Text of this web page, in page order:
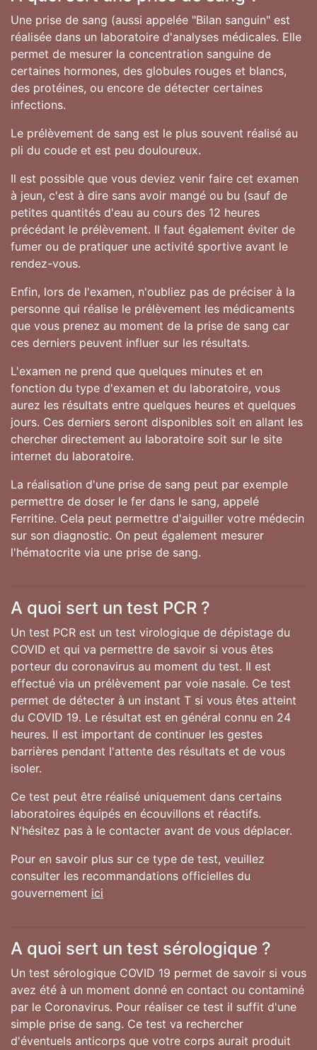
Une prise de sang (aussi appelée "Bilan sanguin" est
réalisée dans un laboratoire d'analyses médicales. Elle
permet de mesurer la concentration sanguine de
certaines hormones, des globules rouges et blancs,
des protéines, ou encore de détecter certaines
infections.
Le prélèvement de sang est le plus souvent réalisé au
pli du coude et est peu douloureux.
Il est possible que vous deviez venir faire cet examen
à jeun, c'est à dire sans avoir mangé ou bu (sauf de
petites quantités d'eau au cours des 12 heures
précédant le prélèvement. Il faut également éviter de
fumer ou de pratiquer une activité sportive avant le
rendez-vous.
Enfin, lors de l'examen, n'oubliez pas de préciser à la
personne qui réalise le prélèvement les médicaments
que vous prenez au moment de la prise de sang car
ces derniers peuvent influer sur les résultats.
L'examen ne prend que quelques minutes et en
fonction du type d'examen et du laboratoire, vous
aurez les résultats entre quelques heures et quelques
jours. Ces derniers seront disponibles soit en allant les
chercher directement au laboratoire soit sur le site
internet du laboratoire.
La réalisation d'une prise de sang peut par exemple
permettre de doser le fer dans le sang, appelé
Ferritine. Cela peut permettre d'aiguiller votre médecin
sur son diagnostic. On peut également mesurer
l'hématocrite via une prise de sang.
A quoi sert un test PCR ?
Un test PCR est un test virologique de dépistage du
COVID et qui va permettre de savoir si vous êtes
porteur du coronavirus au moment du test. Il est
effectué via un prélèvement par voie nasale. Ce test
permet de détecter à un instant T si vous êtes atteint
du COVID 19. Le résultat est en général connu en 24
heures. Il est important de continuer les gestes
barrières pendant l'attente des résultats et de vous
isoler.
Ce test peut être réalisé uniquement dans certains
laboratoires équipés en écouvillons et réactifs.
N'hésitez pas à le contacter avant de vous déplacer.
Pour en savoir plus sur ce type de test, veuillez
consulter les recommandations officielles du
gouvernement ici
A quoi sert un test sérologique ?
Un test sérologique COVID 19 permet de savoir si vous
avez été à un moment donné en contact ou contaminé
par le Coronavirus. Pour réaliser ce test il suffit d'une
simple prise de sang. Ce test va rechercher
d'éventuels anticorps que votre corps aurait produit